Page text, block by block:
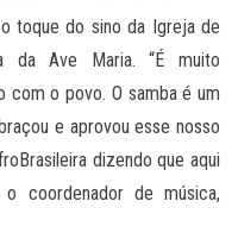
toque do sino da Igreja de
da Ave Maria. “É muito
com o povo. O samba é um
e aprovou esse nosso
dizendo que aqui
coordenador de música,